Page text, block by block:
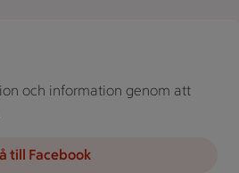
och information genom att
till Facebook